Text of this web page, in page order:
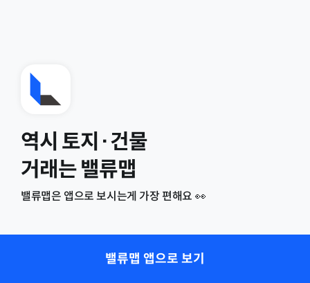
역시 토지·건물
거래는 밸류맵
밸류맵은 앱으로 보시는게 가장 편해요 👀
밸류맵 앱으로 보기